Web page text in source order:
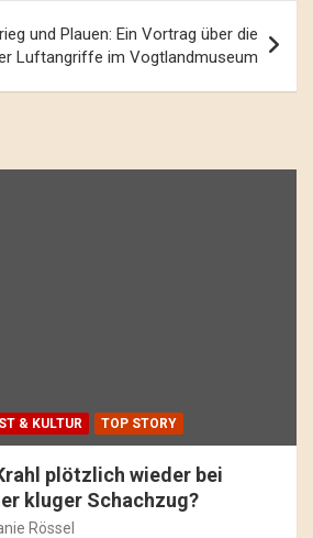
und Plauen: Ein Vortrag über die
Luftangriffe im Vogtlandmuseum
& KULTUR TOP STORY
plötzlich wieder bei
kluger Schachzug?
Rössel